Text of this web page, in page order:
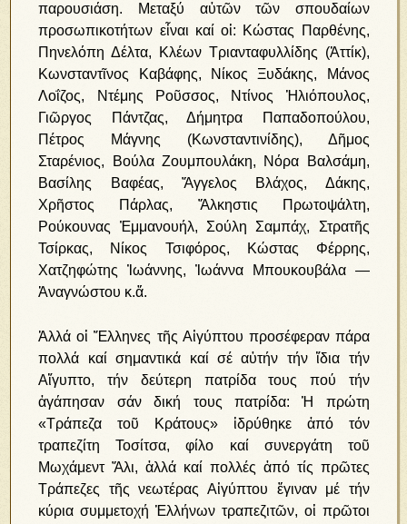
παρουσιάση. Μεταξύ αὐτῶν τῶν σπουδαίων
προσωπικοτήτων εἶναι καί οἱ: Κώστας Παρθένης,
Πηνελόπη Δέλτα, Κλέων Τριανταφυλλίδης (Ἀττίκ),
Κωνσταντῖνος Καβάφης, Νίκος Ξυδάκης, Μάνος
Λοΐζος, Ντέμης Ροῦσσος, Ντίνος Ἡλιόπουλος,
Γιῶργος Πάντζας, Δήμητρα Παπαδοπούλου,
Πέτρος Μάγνης (Κωνσταντινίδης), Δῆμος
Σταρένιος, Βούλα Ζουμπουλάκη, Νόρα Βαλσάμη,
Βασίλης Βαφέας, Ἄγγελος Βλάχος, Δάκης,
Χρῆστος Πάρλας, Ἄλκηστις Πρωτοψάλτη,
Ρούκουνας Ἐμμανουήλ, Σούλη Σαμπάχ, Στρατῆς
Τσίρκας, Νίκος Τσιφόρος, Κώστας Φέρρης,
Χατζηφώτης Ἰωάννης, Ἰωάννα Μπουκουβάλα ―
Ἀναγνώστου κ.ἄ.
Ἀλλά οἱ Ἕλληνες τῆς Αἰγύπτου προσέφεραν πάρα
πολλά καί σημαντικά καί σέ αὐτήν τήν ἴδια τήν
Αἴγυπτο, τήν δεύτερη πατρίδα τους πού τήν
ἀγάπησαν σάν δική τους πατρίδα: Ἡ πρώτη
«Τράπεζα τοῦ Κράτους» ἱδρύθηκε ἀπό τόν
τραπεζίτη Τοσίτσα, φίλο καί συνεργάτη τοῦ
Μωχάμεντ Ἄλι, ἀλλά καί πολλές ἀπό τίς πρῶτες
Τράπεζες τῆς νεωτέρας Αἰγύπτου ἔγιναν μέ τήν
κύρια συμμετοχή Ἑλλήνων τραπεζιτῶν, οἱ πρῶτοι